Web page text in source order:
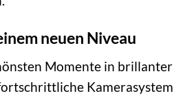
neuen Niveau
Momente in brillanter
Kamerasystem